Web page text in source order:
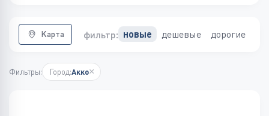
Карта фильтр: новые дешевые дорогие
Фильтры: Город:Акко×